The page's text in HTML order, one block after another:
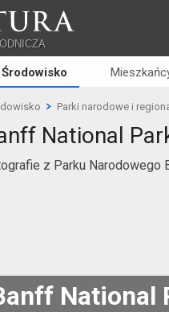
Środowisko
Parki narodowe i
National
z Parku Narodowego
National